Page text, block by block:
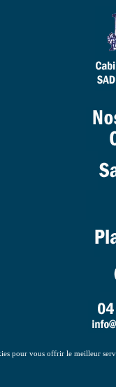
pour vous offrir le meilleur